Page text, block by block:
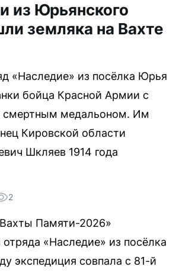
из Юрьянского
земляка на Вахте
«Наследие» из посёлка Юрья
бойца Красной Армии с
смертным медальоном. Им
Кировской области
Шкляев 1914 года
2
Памяти-2026»
«Наследие» из посёлка
экспедиция совпала с 81-й